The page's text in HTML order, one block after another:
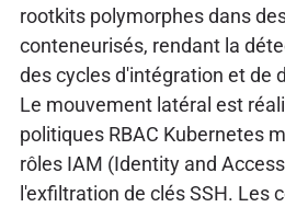
rootkits polymorphes dans
conteneurisés, rendant la
des cycles d'intégration et de
Le mouvement latéral est
politiques RBAC Kubernetes
rôles IAM (Identity and
l'exfiltration de clés SSH. Les